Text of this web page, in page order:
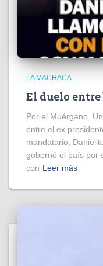
LA MACHACA
El duelo
Por el Muérgano.
entre el ex
mandatario,
gobernó el país por
con Leer más